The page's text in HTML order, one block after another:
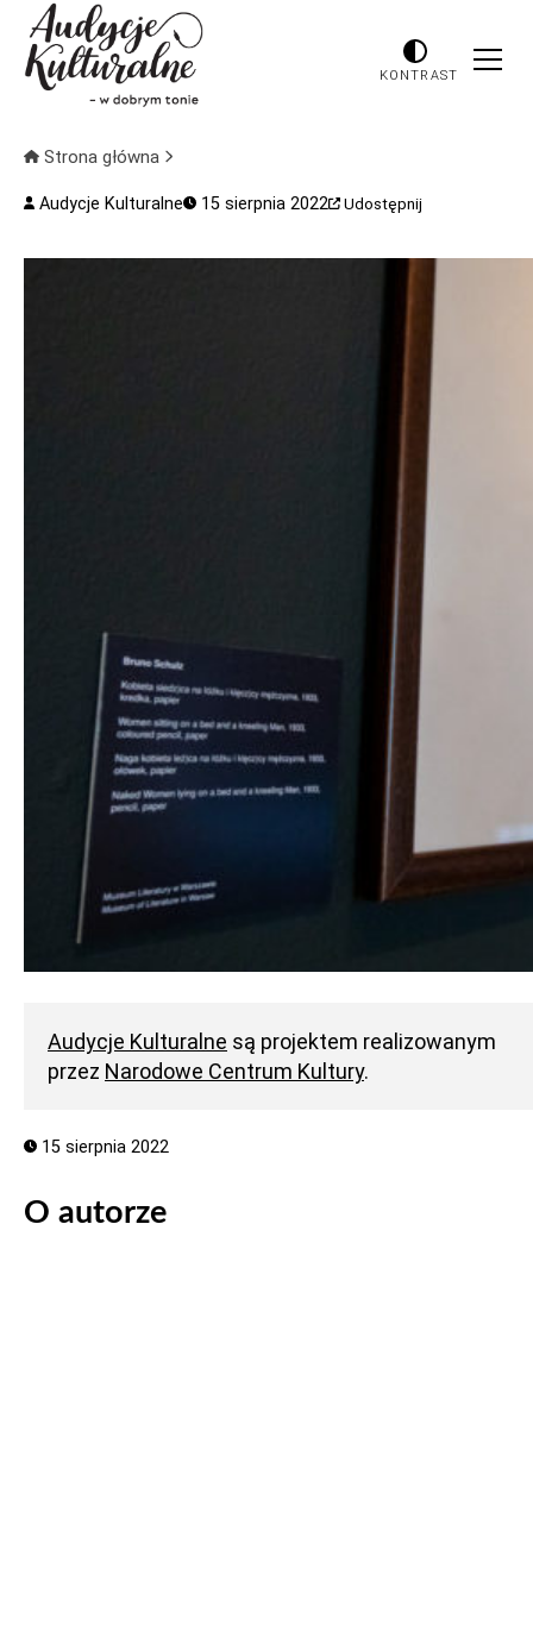
KONTRAST
Strona główna
Audycje Kulturalne 15 sierpnia 2022 Udostępnij
Audycje Kulturalne są projektem realizowanym
przez Narodowe Centrum Kultury.
15 sierpnia 2022
O autorze